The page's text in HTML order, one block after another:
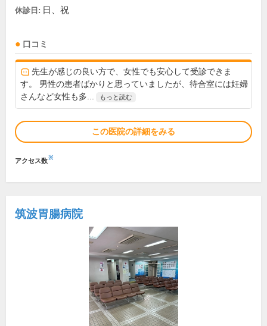
休診日: 日、祝
口コミ
先生が感じの良い方で、女性でも安心して受診できま
す。 男性の患者ばかりと思っていましたが、待合室には妊婦
さんなど女性も多...
もっと読む
この医院の詳細をみる
アクセス数※
筑波胃腸病院